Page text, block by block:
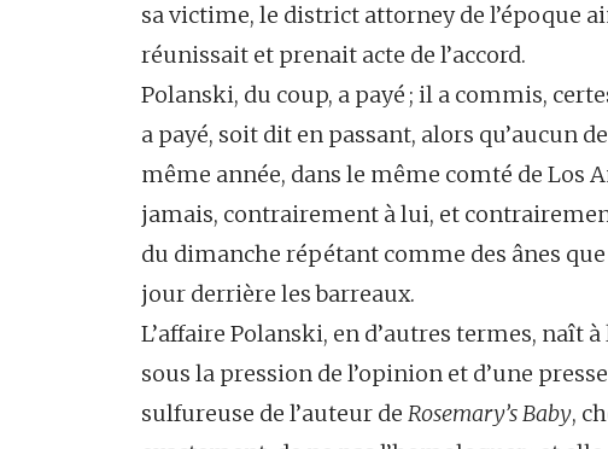
sa victime, le district attorney de l’époque
réunissait et prenait acte de l’accord.
Polanski, du coup, a payé ; il a commis,
a payé, soit dit en passant, alors qu’aucun
même année, dans le même comté de Los
jamais, contrairement à lui, et
du dimanche répétant comme des ânes
jour derrière les barreaux.
L’affaire Polanski, en d’autres termes, naît
sous la pression de l’opinion et d’une
sulfureuse de l’auteur de Rosemary’s Baby,